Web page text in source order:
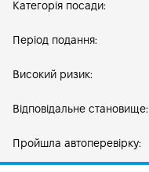
Категорія посади:
Період подання:
Високий ризик:
Відповідальне становище:
Пройшла автоперевірку: